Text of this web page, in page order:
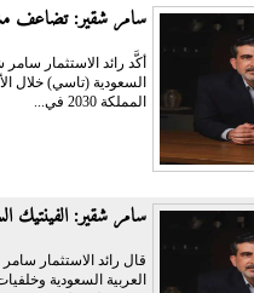
سامر شقير: تضاعف
أكَّد رائد الاستثمار
المملكة 2030 في...
سامر شقير: الفينتيك
قال رائد الاستثمار
العربية السعودية